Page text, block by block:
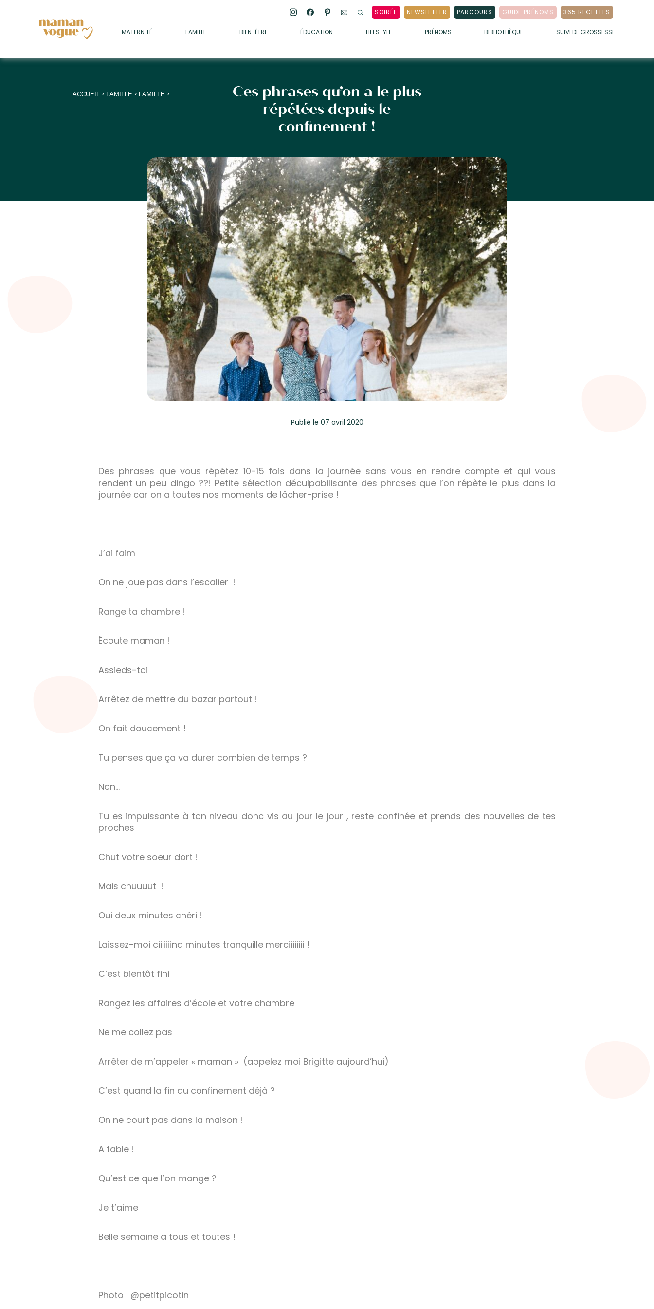
SOIRÉE NEWSLETTER PARCOURS GUIDE PRÉNOMS 365 RECETTES
MATERNITÉ FAMILLE BIEN-ÊTRE ÉDUCATION LIFESTYLE PRÉNOMS BIBLIOTHÈQUE SUIVI DE GROSSESSE
• SOMMEIL
• MÉDECINE DOUCE
• PSYCHOLOGIE
+
+
ACCUEIL > FAMILLE > FAMILLE >
Ces phrases qu’on a le plus
répétées depuis le
confinement !
Publié le 07 avril 2020
Des phrases que vous répétez 10-15 fois dans la journée sans vous en rendre compte et qui vous
rendent un peu dingo ??! Petite sélection déculpabilisante des phrases que l’on répète le plus dans la
journée car on a toutes nos moments de lâcher-prise !
J’ai faim
On ne joue pas dans l’escalier !
Range ta chambre !
Écoute maman !
Assieds-toi
Arrêtez de mettre du bazar partout !
On fait doucement !
Tu penses que ça va durer combien de temps ?
Non…
Tu es impuissante à ton niveau donc vis au jour le jour , reste confinée et prends des nouvelles de tes
proches
Chut votre soeur dort !
Mais chuuuut !
Oui deux minutes chéri !
Laissez-moi ciiiiiiinq minutes tranquille merciiiiiiii !
C’est bientôt fini
Rangez les affaires d’école et votre chambre
Ne me collez pas
Arrêter de m’appeler « maman » (appelez moi Brigitte aujourd’hui)
C’est quand la fin du confinement déjà ?
On ne court pas dans la maison !
A table !
Qu’est ce que l’on mange ?
Je t’aime
Belle semaine à tous et toutes !
Photo : @petitpicotin